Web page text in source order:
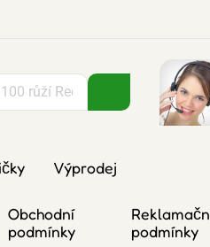
Výprodej
Obchodní
podmínky
podmínky